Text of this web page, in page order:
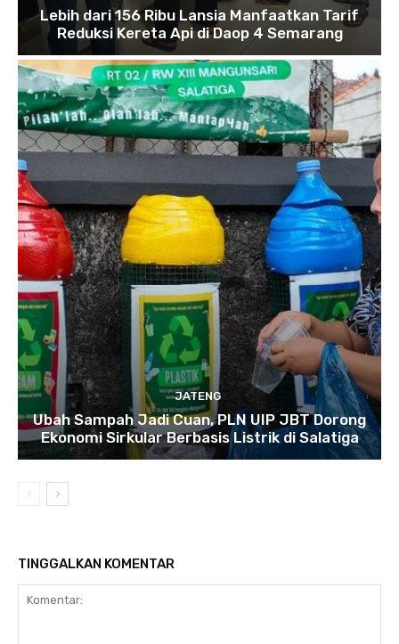
Lebih dari 156 Ribu Lansia Manfaatkan Tarif
Reduksi Kereta Api di Daop 4 Semarang
JATENG
Ubah Sampah Jadi Cuan, PLN UIP JBT Dorong
Ekonomi Sirkular Berbasis Listrik di Salatiga
TINGGALKAN KOMENTAR